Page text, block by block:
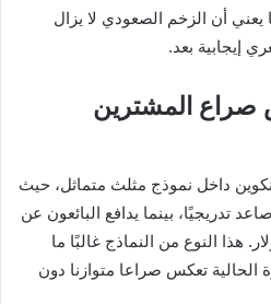
أن الزخم الصعودي لا يزال
إيجابية بعد.
صراع المشترين
تونكوين داخل نموذج مثلث متماثل، حيث
تدريجيًا، بينما يدافع البائعون عن
العلوي بين 1.60 و1.62 دولار. هذا النوع من النماذج غالبًا ما
الحالية تعكس صراعا متوازنا دون